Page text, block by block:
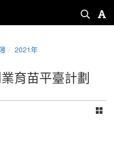
2021年
育苗平臺計劃